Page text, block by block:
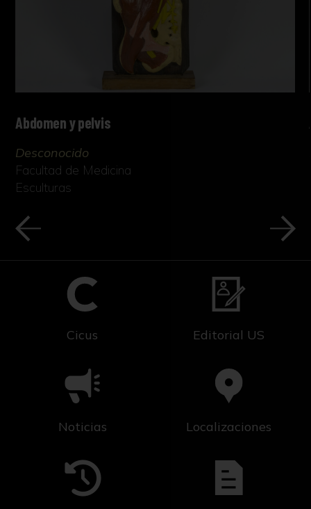
Abdomen y pelvis
Desconocido
Facultad de Medicina
Esculturas
Cicus Editorial US
Noticias Localizaciones